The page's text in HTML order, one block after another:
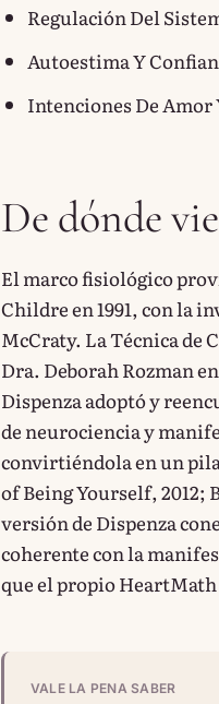
Regulación Del
Autoestima Y
Intenciones De Amor
De dónde
El marco fisiológico
Childre en 1991, con la
McCraty. La Técnica de
Dra. Deborah Rozman
Dispenza adoptó y
de neurociencia y
convirtiéndola en un
of Being Yourself, 2012;
versión de Dispenza
coherente con la
que el propio HeartMath
VALE LA PENA SABER